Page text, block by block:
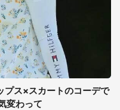
プス×スカートのコーデで
変わって